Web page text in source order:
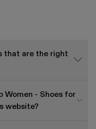
that are the right
Women - Shoes for
website?